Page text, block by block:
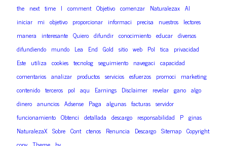
the next time I comment Objetivo comenzar Naturalezax Al
iniciar mi objetivo proporcionar informaci precisa nuestros lectores
manera interesante Quiero difundir conocimiento educar diversos
difundiendo mundo Lea End Gold sitio web Pol tica privacidad
Este utiliza cookies tecnolog seguimiento navegaci capacidad
comentarios analizar productos servicios esfuerzos promoci marketing
contenido terceros pol aqu Earnings Disclaimer revelar gano algo
dinero anuncios Adsense Paga algunas facturas servidor
funcionamiento Obtenci detallada descargo responsabilidad P ginas
NaturalezaX Sobre Cont ctenos Renuncia Descargo Sitemap Copyright